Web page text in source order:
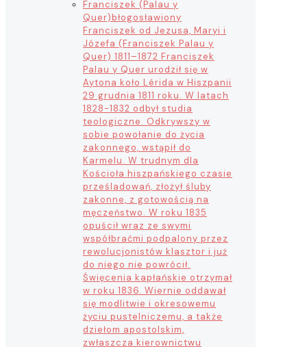
Franciszek (Palau y
Quer)błogosławiony
Franciszek od Jezusa, Maryi i
Józefa (Franciszek Palau y
Quer) 1811–1872 Franciszek
Palau y Quer urodził się w
Aytona koło Lérida w Hiszpanii
29 grudnia 1811 roku. W latach
1828-1832 odbył studia
teologiczne. Odkrywszy w
sobie powołanie do życia
zakonnego, wstąpił do
Karmelu. W trudnym dla
Kościoła hiszpańskiego czasie
prześladowań, złożył śluby
zakonne, z gotowością na
męczeństwo. W roku 1835
opuścił wraz ze swymi
współbraćmi podpalony przez
rewolucjonistów klasztor i już
do niego nie powrócił.
Święcenia kapłańskie otrzymał
w roku 1836. Wiernie oddawał
się modlitwie i okresowemu
życiu pustelniczemu, a także
dziełom apostolskim,
zwłaszcza kierownictwu